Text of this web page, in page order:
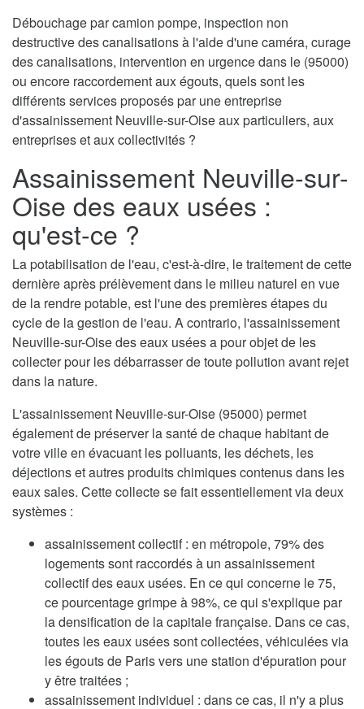
Débouchage par camion pompe, inspection non
destructive des canalisations à l'aide d'une caméra, curage
des canalisations, intervention en urgence dans le (95000)
ou encore raccordement aux égouts, quels sont les
différents services proposés par une entreprise
d'assainissement Neuville-sur-Oise aux particuliers, aux
entreprises et aux collectivités ?
Assainissement Neuville-sur-
Oise des eaux usées :
qu'est-ce ?
La potabilisation de l'eau, c'est-à-dire, le traitement de cette
dernière après prélèvement dans le milieu naturel en vue
de la rendre potable, est l'une des premières étapes du
cycle de la gestion de l'eau. A contrario, l'assainissement
Neuville-sur-Oise des eaux usées a pour objet de les
collecter pour les débarrasser de toute pollution avant rejet
dans la nature.
L'assainissement Neuville-sur-Oise (95000) permet
également de préserver la santé de chaque habitant de
votre ville en évacuant les polluants, les déchets, les
déjections et autres produits chimiques contenus dans les
eaux sales. Cette collecte se fait essentiellement via deux
systèmes :
assainissement collectif : en métropole, 79% des
logements sont raccordés à un assainissement
collectif des eaux usées. En ce qui concerne le 75,
ce pourcentage grimpe à 98%, ce qui s'explique par
la densification de la capitale française. Dans ce cas,
toutes les eaux usées sont collectées, véhiculées via
les égouts de Paris vers une station d'épuration pour
y être traitées ;
assainissement individuel : dans ce cas, il n'y a plus